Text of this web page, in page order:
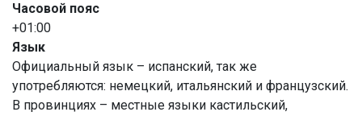
Часовой пояс
+01:00
Язык
Официальный язык – испанский, так же
употребляются: немецкий, итальянский и французский.
В провинциях – местные языки кастильский,